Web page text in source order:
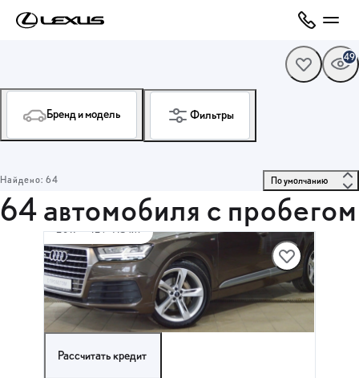
49
Бренд и модель Фильтры
Найдено: 64
64 автомобиля с пробегом
2017·129 413 км
AUDI Q7
3 л (249 л.с.), АКПП, дизель, Полный привод
4 775 000 ₽
Рассчитать кредит